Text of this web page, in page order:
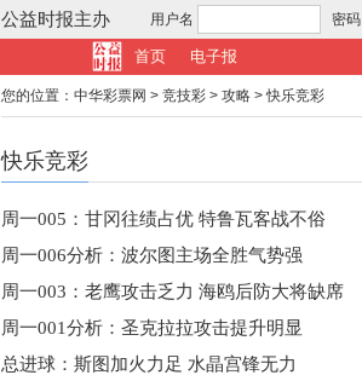
公益时报主办 用户名 密码
首页 电子报
您的位置： 中华彩票网 > 竞技彩 > 攻略 >快乐竞彩
快乐竞彩
周一005：甘冈往绩占优 特鲁瓦客战不俗
周一006分析：波尔图主场全胜气势强
周一003：老鹰攻击乏力 海鸥后防大将缺席
周一001分析：圣克拉拉攻击提升明显
总进球：斯图加火力足 水晶宫锋无力